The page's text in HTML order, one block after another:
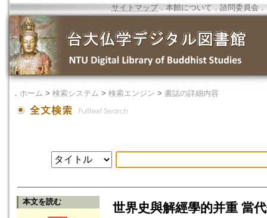
サイトマップ．本館について ． 諮問委員会 ．
． ホーム > 検索システム > 検索エンジン > 書誌の詳細内容
本文を読む 世界史與解經學的并重 當